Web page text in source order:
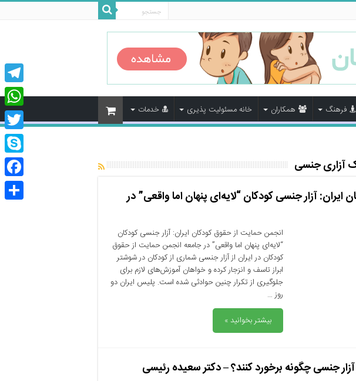
فرهنگ همکاران خانه مسئولیت پذیری خدمات
آزاری جنسی
آزار جنسی کودکان “لایه‌ای پنهان اما واقعی” در
انجمن حمایت از حقوق کودکان ایران: آزار جنسی کودکان
“لایه‌ای پنهان اما واقعی” در جامعه انجمن حمایت از حقوق
کودکان در ایران از آزار جنسی شماری از کودکان در شوشتر
ابراز تاسف و انزجار کرده و خواهان آموزش‌های لازم برای
جلوگیری از تکرار چنین حوادثی شده است. پلیس ایران دو
روز …
بیشتر بخوانید »
آزار جنسی چگونه برخورد کنند؟ – دکتر سعیده رئیسی
Skype